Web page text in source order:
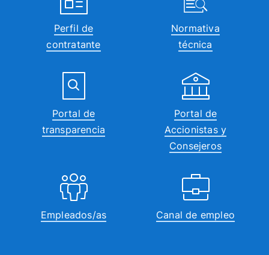
Perfil de
contratante
Normativa
técnica
Portal de
transparencia
Portal de
Accionistas y
Consejeros
Empleados/as Canal de empleo